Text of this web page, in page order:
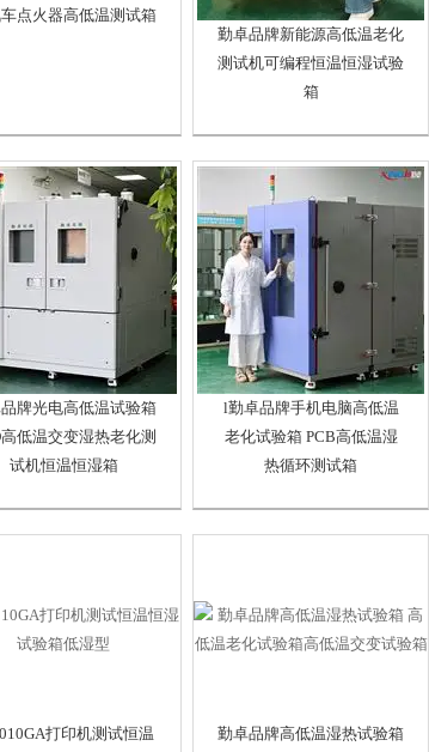
点火器高低温测试箱
勤卓品牌新能源高低温老化
测试机可编程恒温恒湿试验
箱
牌光电高低温试验箱
低温交变湿热老化测
试机恒温恒湿箱
l勤卓品牌手机电脑高低温
老化试验箱 PCB高低温湿
热循环测试箱
打印机测试恒温
勤卓品牌高低温湿热试验箱